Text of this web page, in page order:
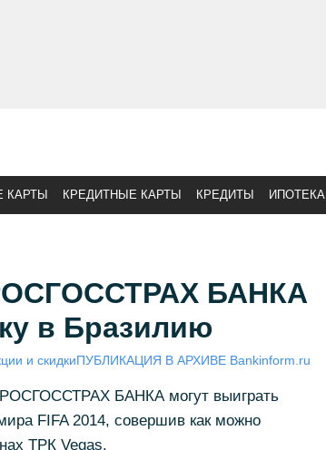
КАРТЫ КРЕДИТНЫЕ КАРТЫ КРЕДИТЫ ИПОТЕКА
БАНКА
в Бразилию
и скидкиПУБЛИКАЦИЯ В АРХИВЕ Bankinform.ru
РОСГОССТРАХ БАНКА могут выиграть
FIFA 2014, совершив как можно
ТРК Vegas.